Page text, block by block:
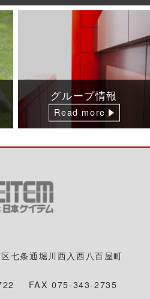
グループ情報
Read more
七条通堀川西入西八百屋町
FAX 075-343-2735